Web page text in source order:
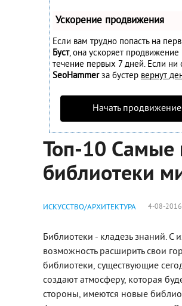
Ускорение продвижения
Если вам трудно попасть на
Буст, она ускоряет
течение первых 7 дней. Если ни
SeoHammerза бустер вернут
Начать продвижение
Топ-10 Самые
библиотеки
ИСКУССТВО/АРХИТЕКТУРА 4-08-
Библиотеки - кладезь знаний.
возможность расширить свои
библиотеки, существующие
создают атмосферу, которая
стороны, имеются новые